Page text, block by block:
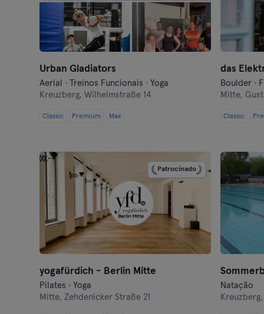
Urban Gladiators
Aerial · Treinos Funcionais · Yoga
Kreuzberg,Wilhelmstraße 14
Classic Premium Max
das
Boulder ·
Mitte,
Classic
Patrocinado
yogafürdich - Berlin Mitte
Pilates · Yoga
Mitte,Zehdenicker Straße 21
Natação